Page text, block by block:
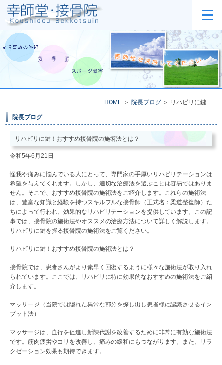
HOME 院長ブログ リハビリに鍵！おすすめ接骨院の施術法とは？
院長ブログ
リハビリに鍵！おすすめ接骨院の施術法とは？
令和5年6月21日
怪我や痛みに悩んでいる人にとって、専門家の手厚いリハビリテーションは
希望を与えてくれます。しかし、適切な治療法を選ぶことは容易ではありま
せん。そこで、おすすめ接骨院の施術法をご紹介します。これらの施術法
は、豊富な知識と経験を持つスキルフルな接骨師（正式名：柔道整復師）た
ちによって行われ、効果的なリハビリテーションを提供しています。この記
事では、接骨院の施術法やオススメの治療方法について詳しく解説します。
リハビリに鍵を握る接骨院の施術法をご覧ください。
リハビリに鍵！おすすめ接骨院の施術法とは？
接骨院では、患者さんがより素早く回復するように様々な施術法が取り入れ
られています。ここでは、リハビリに特に効果的なおすすめの施術法をご紹
介します。
マッサージ（当院では隠れた異常な部分を探し出し患者様に認識させるイン
プット法）
マッサージは、血行を促進し新陳代謝を改善するために非常に有効な施術法
です。筋肉疲労やコリを改善し、痛みの緩和にもつながります。また、リラ
クゼーション効果も期待できます。